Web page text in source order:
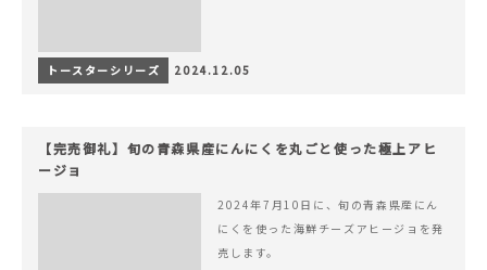
トースターシリーズ 2024.12.05
【完売御礼】旬の青森県産にんにくを丸ごと使った極上アヒ
ージョ
2024年7月10日に、旬の青森県産にん
にくを使った海鮮チーズアヒージョを発
売します。